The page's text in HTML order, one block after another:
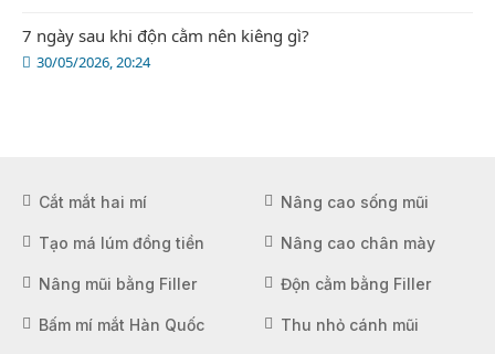
30/05/2026, 20:24
7 ngày sau khi độn cằm nên kiêng gì?
Cắt mắt hai mí Nâng cao sống mũi
Tạo má lúm đồng tiền Nâng cao chân mày
Nâng mũi bằng Filler Độn cằm bằng Filler
Bấm mí mắt Hàn Quốc Thu nhỏ cánh mũi